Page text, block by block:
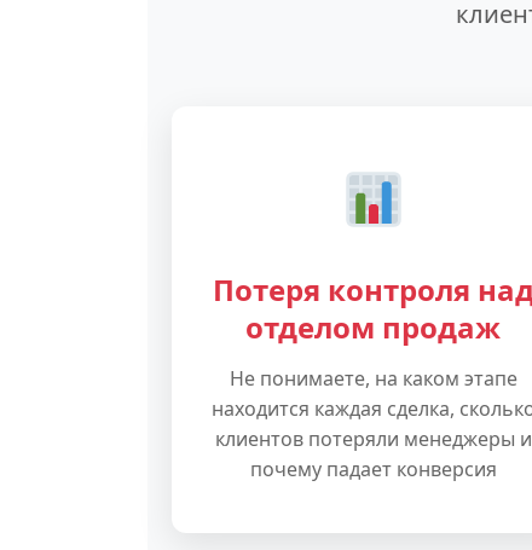
Потеря контроля
отделом продаж
Не понимаете, на каком этапе
находится каждая сделка,
клиентов потеряли менеджеры и
почему падает конверсия